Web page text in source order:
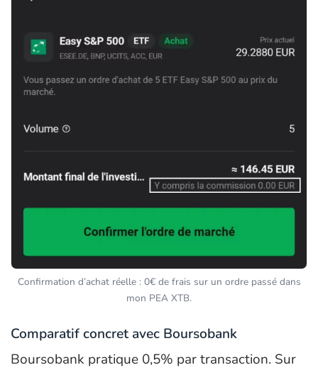
Confirmation d’achat réelle : 0€ de frais sur un ordre passé dans
mon PEA XTB.
Comparatif concret avec Boursobank
Boursobank pratique 0,5% par transaction. Sur